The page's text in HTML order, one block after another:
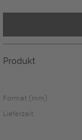
Produkt
Format (mm)
Lieferzeit